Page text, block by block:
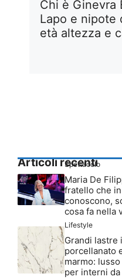
Chi è Ginevra
Lapo e nipote
età altezza e
Articoli recenti
Spettacolo
Maria De
fratello che
conoscono,
cosa fa nella
Lifestyle
Grandi lastre
porcellanato
marmo:
per interni